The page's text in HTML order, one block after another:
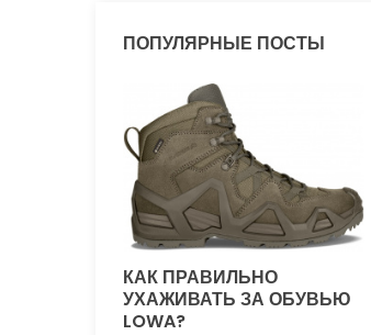
ПОПУЛЯРНЫЕ ПОСТЫ
КАК ПРАВИЛЬНО
УХАЖИВАТЬ ЗА ОБУВЬЮ
LOWA?